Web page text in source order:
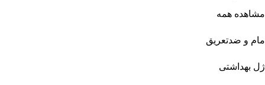
مشاهده همه
مام و ضدتعریق
ژل بهداشتی